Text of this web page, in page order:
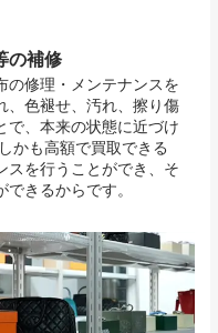
の補修
の修理・メンテナンスを
、色褪せ、汚れ、擦り傷
で、本来の状態に近づけ
かも高額で買取できる
スを行うことができ、そ
きるからです。